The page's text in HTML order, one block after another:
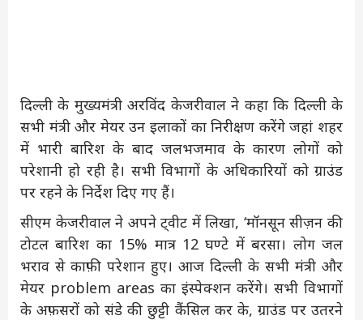
दिल्ली के मुख्यमंत्री अरविंद केजरीवाल ने कहा कि दिल्ली के
सभी मंत्री और मेयर उन इलाकों का निरीक्षण करेंगे जहां शहर
में भारी बारिश के बाद जलभजमाव के कारण लोगों को
परेशानी हो रही है। सभी विभागों के अधिकारियों को ग्राउंड
पर रहने के निर्देश दिए गए हैं।
सीएम केजरीवाल ने अपने ट्वीट में लिखा, ‘मॉनसून सीज़न की
टोटल बारिश का 15% मात्र 12 घण्टे में बरसा। लोग जल
भराव से काफ़ी परेशान हुए। आज दिल्ली के सभी मंत्री और
मेयर problem areas का इंस्पेक्शन करेंगे। सभी विभागों
के अफ़सरों को संडे की छुट्टी कैंसिल कर के, ग्राउंड पर उतरने